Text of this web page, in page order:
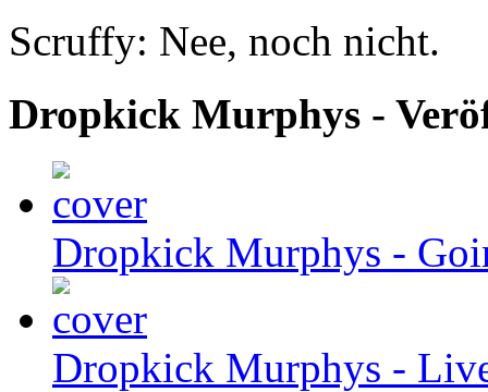
Scruffy: Nee, noch nicht.
Dropkick Murphys -
Dropkick Murphys -
Dropkick Murphys -